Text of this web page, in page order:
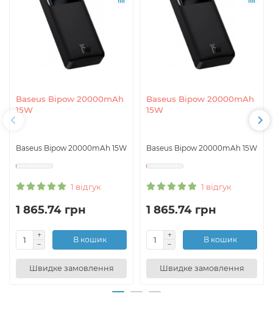
Baseus Bipow 20000mAh
15W
Baseus Bipow 20000mAh 15W
1 відгук
1 865.74 грн
В кошик
Швидке замовлення
Baseus Bipow 20000mAh
15W
Baseus Bipow 20000mAh 15W
1 відгук
1 865.74 грн
В кошик
Швидке замовлення